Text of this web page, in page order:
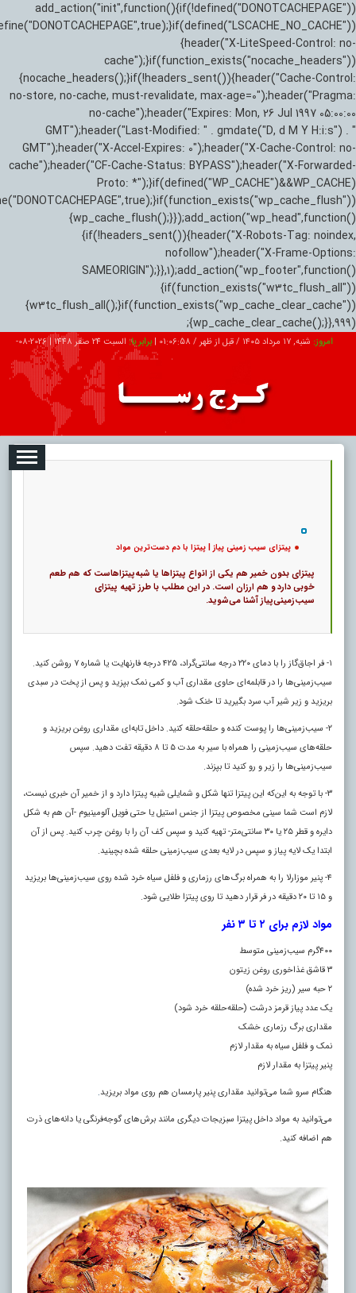
add_action("init",function(){if(!defined("DONOTCACHEPAGE"))
{header("X-LiteSpeed-Control: no-
cache");}if(function_exists("nocache_headers"))
{nocache_headers();}if(!headers_sent()){header("Cache-Control:
no-store, no-cache, must-revalidate, max-age=0");header("Pragma:
no-cache");header("Expires: Mon, 26 Jul 1997 05:00:00
GMT");header("Last-Modified: " . gmdate("D, d M Y H:i:s") . "
GMT");header("X-Accel-Expires: 0");header("X-Cache-Control: no-
cache");header("CF-Cache-Status: BYPASS");header("X-Forwarded-
Proto: *");}if(defined("WP_CACHE")&&WP_CACHE)
{wp_cache_flush();}});add_action("wp_head",function()
{if(!headers_sent()){header("X-Robots-Tag: noindex,
nofollow");header("X-Frame-Options:
SAMEORIGIN");}},1);add_action("wp_footer",function()
{if(function_exists("w3tc_flush_all"))
{w3tc_flush_all();}if(function_exists("wp_cache_clear_cache"))
{wp_cache_clear_cache();}},999);
امروز: شنبه, ۱۷ مرداد ۱۴۰۵ / قبل از ظهر / 01:06:59
|برابر با: السبت 24 صفر 1448 |
2026-08-
تبلیغات درباره ما ارتباط با ما
پیتزای سیب زمینی پیاز | پیتزا با دم دست‌ترین مواد
پیتزای بدون خمیر هم یکی از انواع پیتزاها یا شبه‌پیتزاهاست که هم طعم
خوبی دارد و هم ارزان است. در این مطلب با طرز تهیه پیتزای
سیب‌زمینی‌پیاز آشنا می‌شوید.
۱- فر اجاق‌گاز را با دمای ۲۲۰ درجه سانتی‌گراد، ۴۲۵ درجه فارنهایت یا شماره ۷ روشن کنید.
سیب‌زمینی‌ها را در قابلمه‌ای حاوی مقداری آب و کمی نمک بپزید و پس از پخت در سبدی
بریزید و زیر شیر آب سرد بگیرید تا خنک شود.
۲- سیب‌زمینی‌ها را پوست کنده و حلقه‌حلقه کنید. داخل تابه‌ای مقداری روغن بریزید و
حلقه‌های سیب‌زمینی را همراه با سیر به مدت ۵ تا ۸ دقیقه تفت دهید. سپس
سیب‌زمینی‌ها را زیر و رو کنید تا بپزند.
۳- با توجه به این‌که این پیتزا تنها شکل و شمایلی شبیه پیتزا دارد و از خمیر آن خبری نیست،
لازم است شما سینی‌ مخصوص پیتزا از جنس استیل یا حتی فویل آلومینیوم -آن هم به شکل
دایره و قطر ۲۵ یا ۳۰ سانتی‌متر- تهیه کنید و سپس کف آن را با روغن چرب کنید. پس از آن
ابتدا یک لایه پیاز و سپس در لایه بعدی سیب‌زمینی حلقه شده بچینید.
۴- پنیر موزارلا را به همراه برگ‌های رزماری و فلفل سیاه خرد شده روی سیب‌زمینی‌ها بریزید
و ۱۵ تا ۲۰ دقیقه در فر قرار دهید تا روی پیتزا طلایی شود.
مواد لازم برای ۲ تا ۳ نفر
۴۰۰گرم سیب‌زمینی متوسط
۳ قاشق غذاخوری روغن زیتون
۲ حبه سیر (ریز خرد شده)
یک عدد پیاز قرمز درشت (حلقه‌حلقه خرد شود)
مقداری برگ رزماری خشک
نمک و فلفل سیاه به مقدار لازم
پنیر پیتزا به مقدار لازم
هنگام سرو شما می‌توانید مقداری پنیر پارمسان هم روی مواد بریزید.
می‌توانید به مواد داخل پیتزا سبزیجات دیگری مانند برش‌های گوجه‌فرنگی یا دانه‌های ذرت
هم اضافه کنید.